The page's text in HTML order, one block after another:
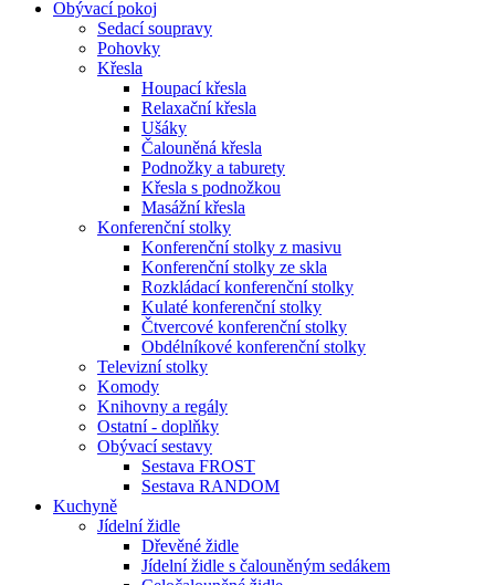
Obývací pokoj
Sedací soupravy
Pohovky
Křesla
Houpací křesla
Relaxační křesla
Ušáky
Čalouněná křesla
Podnožky a taburety
Křesla s podnožkou
Masážní křesla
Konferenční stolky
Konferenční stolky z masivu
Konferenční stolky ze skla
Rozkládací konferenční stolky
Kulaté konferenční stolky
Čtvercové konferenční stolky
Obdélníkové konferenční stolky
Televizní stolky
Komody
Knihovny a regály
Ostatní - doplňky
Obývací sestavy
Sestava FROST
Sestava RANDOM
Kuchyně
Jídelní židle
Dřevěné židle
Jídelní židle s čalouněným sedákem